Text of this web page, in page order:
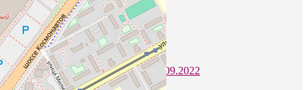
25.09.2022